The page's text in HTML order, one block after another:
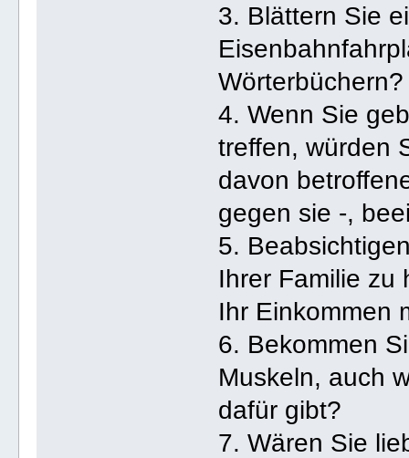
3. Blättern Sie
Wörterbüchern?
4. Wenn Sie
treffen, würden
davon
gegen sie -,
5.
Ihrer Familie zu
Ihr Einkommen
6. Bekommen
Muskeln, auch
dafür gibt?
7. Wären Sie